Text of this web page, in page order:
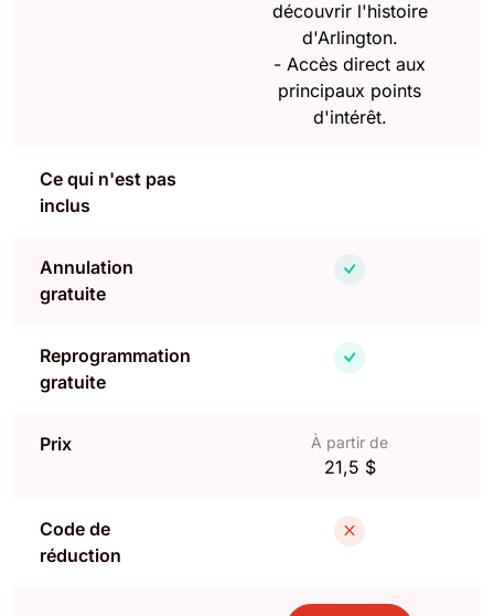
découvrir l'histoire
d'Arlington.
- Accès direct aux
principaux points
d'intérêt.
Ce qui n'est pas
inclus
Annulation
gratuite
Reprogrammation
gratuite
Prix À partir de
21,5 $
Code de
réduction